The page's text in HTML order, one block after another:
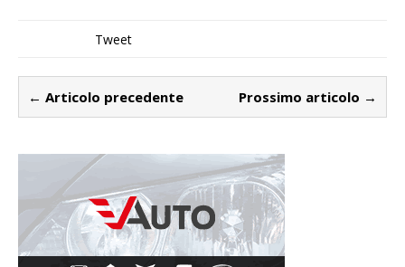
Tweet
← Articolo precedente Prossimo articolo →